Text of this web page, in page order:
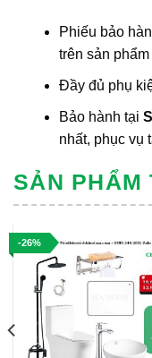
Phiếu bảo
trên sản phẩm
Đầy đủ phụ
Bảo hành tại
nhất, phục vụ
SẢN PHẨM
-26%